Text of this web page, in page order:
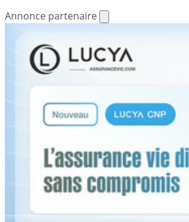
Annonce partenaire